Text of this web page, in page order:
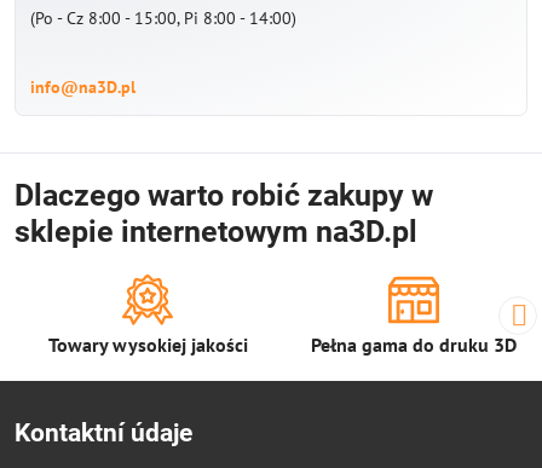
(Po - Cz 8:00 - 15:00, Pi 8:00 - 14:00)
info@na3D.pl
Dlaczego warto robić zakupy w
sklepie internetowym na3D.pl
Towary wysokiej jakości Pełna gama do druku 3D
Kontaktní údaje